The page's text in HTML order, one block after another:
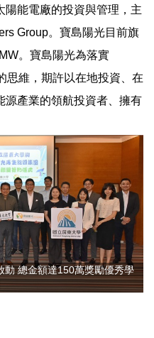
陽能電廠的投資與管理，主
Group。寶島陽光目前旗
。寶島陽光為落實
思維，期許以在地投資、在
源產業的領航投資者、擁有
動 總金額達150萬獎勵優秀學